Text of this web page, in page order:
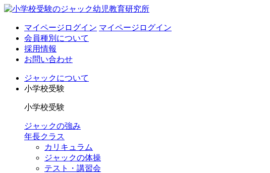
マイページログイン マイページログイン
会員種別について
採用情報
お問い合わせ
ジャックについて
小学校受験
小学校受験
ジャックの強み
年長クラス
カリキュラム
ジャックの体操
テスト・講習会